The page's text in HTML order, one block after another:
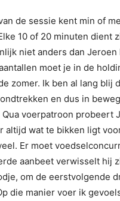
de sessie kent min of
10 of 20 minuten dient
niet anders dan Jeroen
moet je in de
zomer. Ik ben al lang blij
en dus in
voerpatroon probeert
altijd wat te bikken ligt
Er moet
aanbeet verwisselt hij
om de eerstvolgende
die manier voer ik